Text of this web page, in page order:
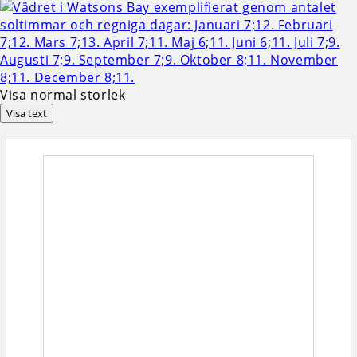
Visa normal storlek
Visa text